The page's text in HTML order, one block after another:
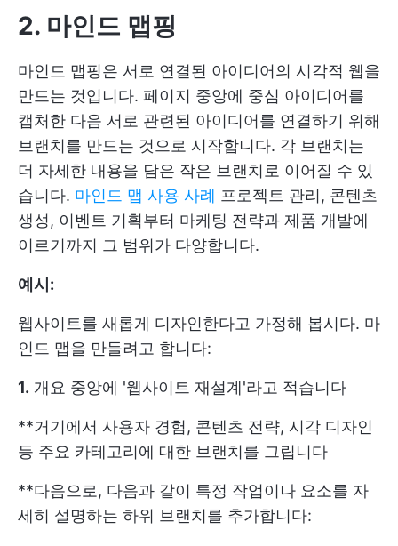
2. 마인드 맵핑
마인드 맵핑은 서로 연결된 아이디어의 시각적 웹을
만드는 것입니다. 페이지 중앙에 중심 아이디어를
캡처한 다음 서로 관련된 아이디어를 연결하기 위해
브랜치를 만드는 것으로 시작합니다. 각 브랜치는
더 자세한 내용을 담은 작은 브랜치로 이어질 수 있
습니다. 마인드 맵 사용 사례 프로젝트 관리, 콘텐츠
생성, 이벤트 기획부터 마케팅 전략과 제품 개발에
이르기까지 그 범위가 다양합니다.
예시:
웹사이트를 새롭게 디자인한다고 가정해 봅시다. 마
인드 맵을 만들려고 합니다:
1. 개요 중앙에 '웹사이트 재설계'라고 적습니다
**거기에서 사용자 경험, 콘텐츠 전략, 시각 디자인
등 주요 카테고리에 대한 브랜치를 그립니다
**다음으로, 다음과 같이 특정 작업이나 요소를 자
세히 설명하는 하위 브랜치를 추가합니다: